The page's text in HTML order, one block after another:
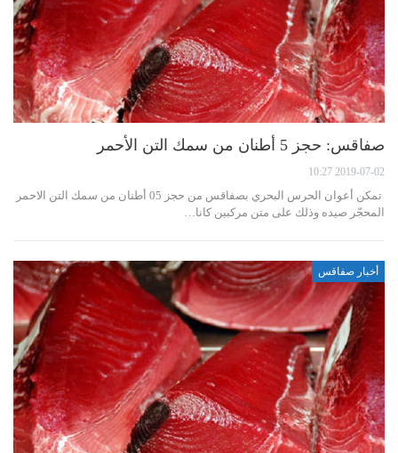
صفاقس: حجز 5 أطنان من سمك التن الأحمر
2019-07-02 10:27
تمكن أعوان الحرس البحري بصفاقس من حجز 05 أطنان من سمك التن الاحمر
المحجّر صيده وذلك على متن مركبين كانا…
أخبار صفاقس